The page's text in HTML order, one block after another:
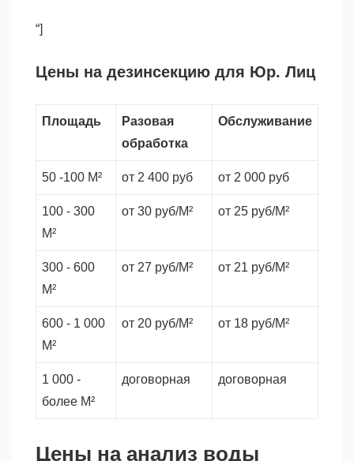
“]
Цены на дезинсекцию для Юр. Лиц
Площадь
Разовая
обработка
Обслуживание
50 -100 М² от 2 400 руб от 2 000 руб
100 - 300
М²
от 30 руб/М² от 25 руб/М²
300 - 600
М²
от 27 руб/М² от 21 руб/М²
600 - 1 000
М²
от 20 руб/М² от 18 руб/М²
1 000 -
более М²
договорная договорная
Цены на анализ воды